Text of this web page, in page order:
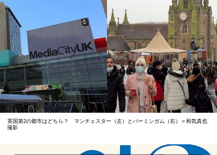
英国第2の都市はどちら？ マンチェスター（左）とバーミンガム（右）＝和気真也
撮影